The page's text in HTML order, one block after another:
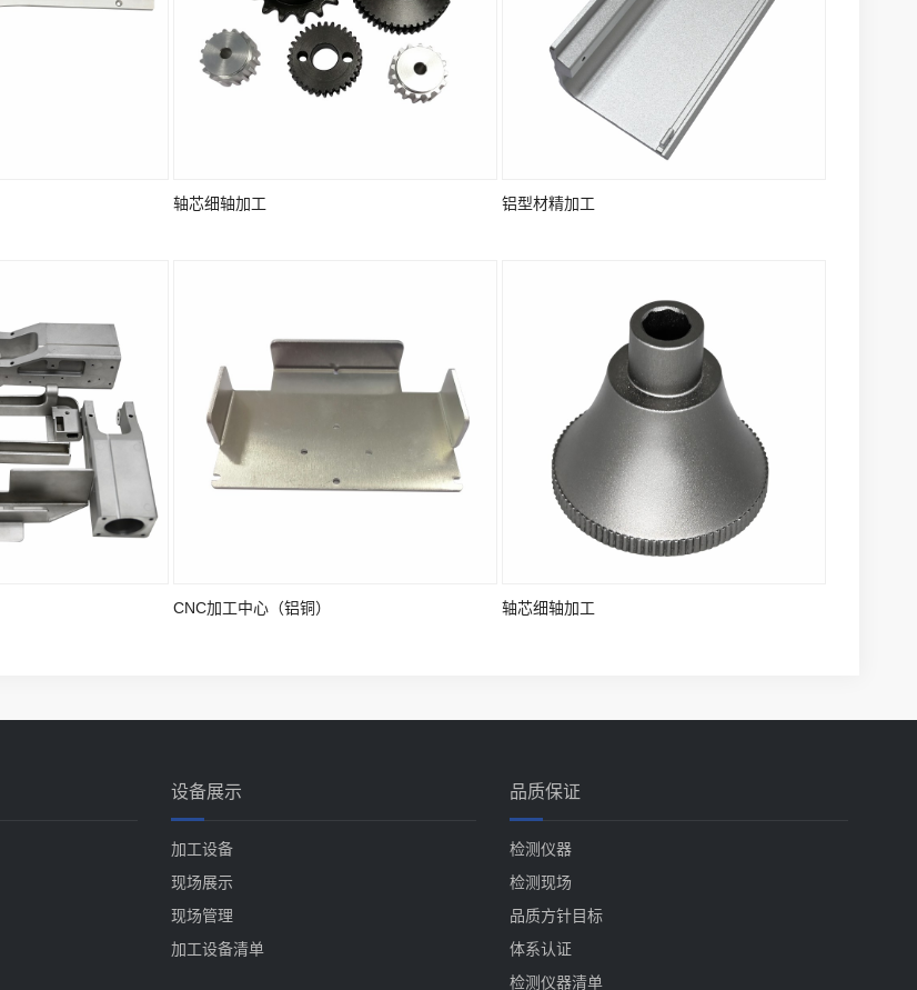
轴芯细轴加工 铝型材精加工
CNC加工中心（铝铜） 轴芯细轴加工
设备展示
加工设备
现场展示
现场管理
加工设备清单
品质保证
检测仪器
检测现场
品质方针目标
体系认证
检测仪器清单